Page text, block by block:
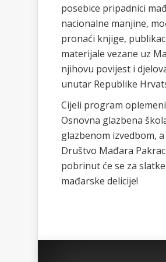
posebice pripadnici
nacionalne manjine,
pronaći knjige,
materijale vezane uz
njihovu povijest i
unutar Republike
Cijeli program
Osnovna glazbena
glazbenom izvedbom, a
Društvo Mađara Pakrac
pobrinut će se za slatke
mađarske delicije!